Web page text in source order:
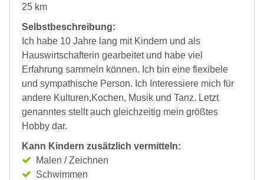
25 km
Selbstbeschreibung:
Ich habe 10 Jahre lang mit Kindern und als
Hauswirtschafterin gearbeitet und habe viel
Erfahrung sammeln können. Ich bin eine flexibele
und sympathische Person. Ich Interessiere mich für
andere Kulturen,Kochen, Musik und Tanz. Letzt
genanntes stellt auch gleichzeitig mein größtes
Hobby dar.
Kann Kindern zusätzlich vermitteln:
Malen / Zeichnen
Schwimmen